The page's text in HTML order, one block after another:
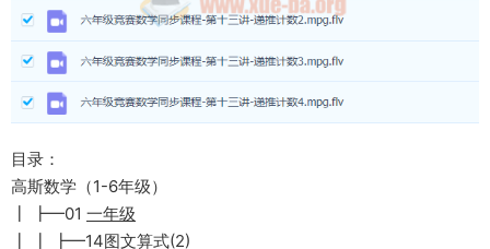
目录：
高斯数学（1-6年级）
┃ ┣━01 一年级
┃ ┃ ┣━14图文算式(2)